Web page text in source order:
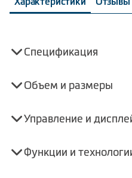
Спецификация
Объем и размеры
Управление и
Функции и